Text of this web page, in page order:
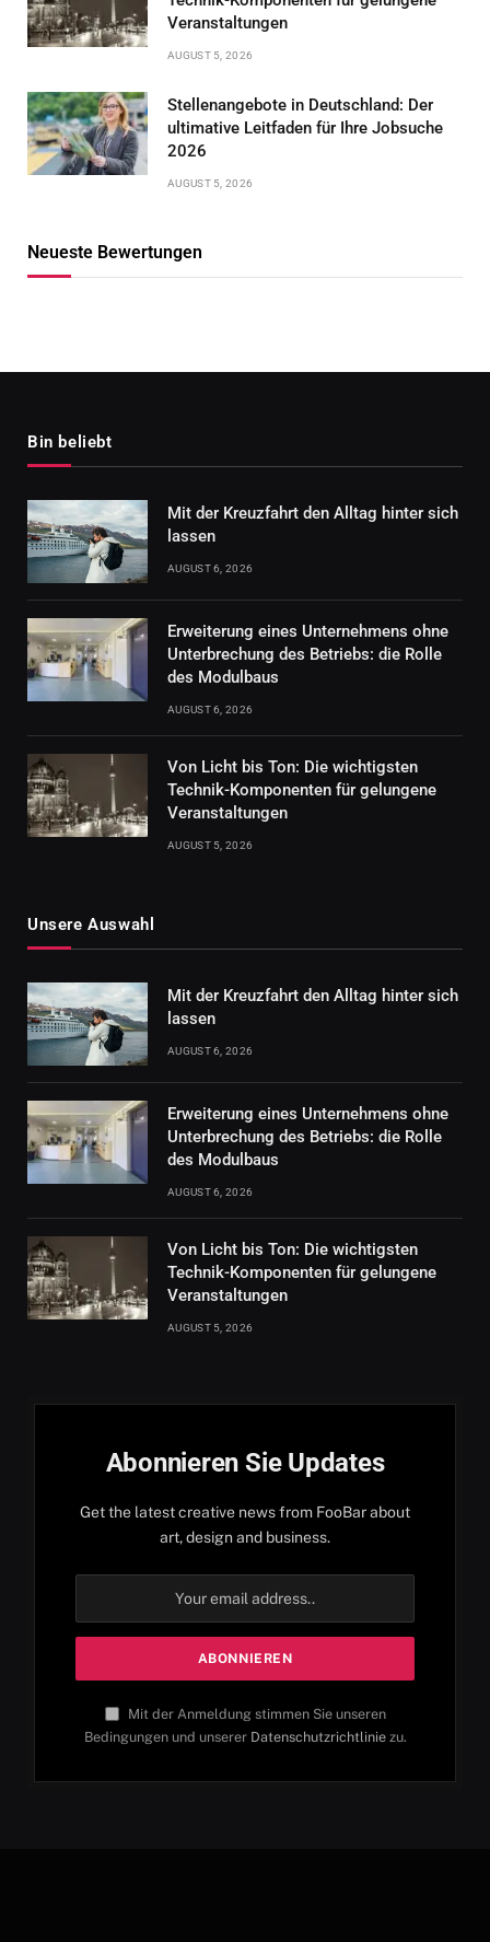
Veranstaltungen
AUGUST 5, 2026
Stellenangebote in Deutschland: Der
ultimative Leitfaden für Ihre Jobsuche
2026
AUGUST 5, 2026
Neueste Bewertungen
Bin beliebt
Mit der Kreuzfahrt den Alltag hinter sich
lassen
AUGUST 6, 2026
Erweiterung eines Unternehmens ohne
Unterbrechung des Betriebs: die Rolle
des Modulbaus
AUGUST 6, 2026
Von Licht bis Ton: Die wichtigsten
Technik-Komponenten für gelungene
Veranstaltungen
AUGUST 5, 2026
Unsere Auswahl
Mit der Kreuzfahrt den Alltag hinter sich
lassen
AUGUST 6, 2026
Erweiterung eines Unternehmens ohne
Unterbrechung des Betriebs: die Rolle
des Modulbaus
AUGUST 6, 2026
Von Licht bis Ton: Die wichtigsten
Technik-Komponenten für gelungene
Veranstaltungen
AUGUST 5, 2026
Abonnieren Sie Updates
Get the latest creative news from FooBar about
art, design and business.
Mit der Anmeldung stimmen Sie unseren
Bedingungen und unserer Datenschutzrichtliniezu.